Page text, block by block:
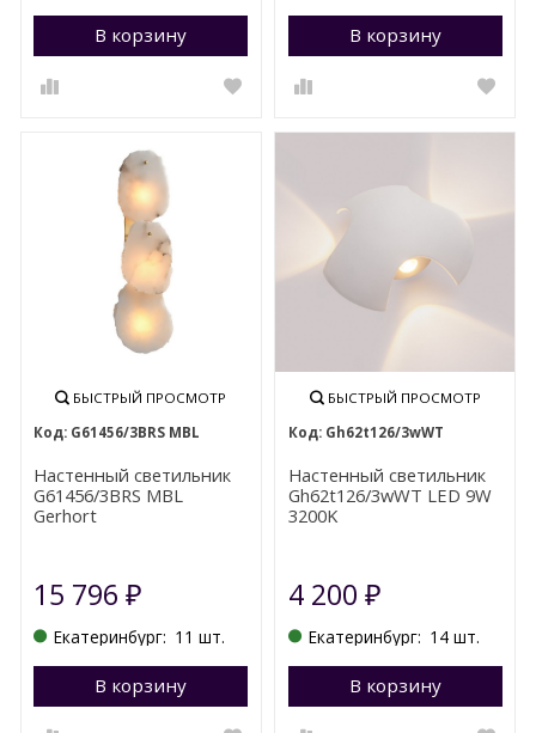
В корзину Перейти в корзину
В корзину
БЫСТРЫЙ ПРОСМОТР
G61456/3BRS MBL
Настенный светильник
G61456/3BRS MBL
Gerhort
15 796₽
Екатеринбург: 11 шт.
В корзину Перейти в корзину
БЫСТРЫЙ ПРОСМОТР
Gh62t126/3wWT
Настенный светильник
Gh62t126/3wWT LED 9W
3200K
4 200 ₽
Екатеринбург: 14 шт.
В корзину